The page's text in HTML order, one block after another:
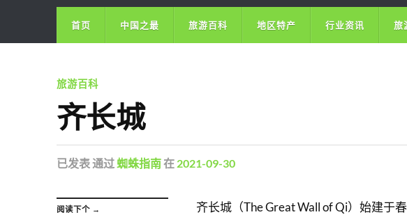
首页 中国之最 旅游百科 地区特产 行业资讯 旅
旅游百科
齐长城
已发表通过蜘蛛指南在 2021-09-30
阅读下个 →
齐长城（The Great Wall of Qi）始建于